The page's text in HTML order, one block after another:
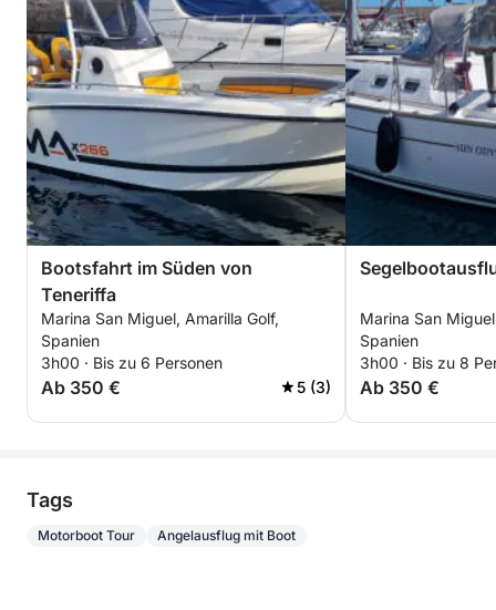
Bootsfahrt im Süden von
Teneriffa
Marina San Miguel, Amarilla Golf,
Spanien
3h00 · Bis zu 6 Personen
Ab 350 € 5 (3)
Marina San
Spanien
3h00 · Bis zu 8
Ab 350 €
Tags
Motorboot Tour Angelausflug mit Boot